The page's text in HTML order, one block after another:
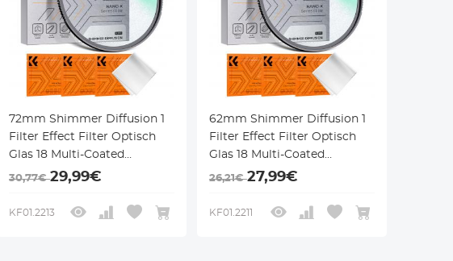
72mm Shimmer Diffusion 1
Filter Effect Filter Optisch
Glas 18 Multi-Coated
Glimmer Glas Effect Filter
Klear Serie
30,77€29,99€
KF01.2213
62mm Shimmer Diffusion 1
Filter Effect Filter Optisch
Glas 18 Multi-Coated
Glimmer Glas Effect Filter
Klear Serie
26,21€27,99€
KF01.2211